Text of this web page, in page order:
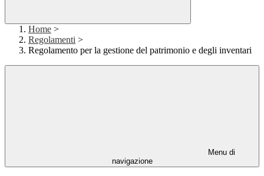
Home >
Regolamenti >
Regolamento per la gestione del patrimonio e degli inventari
Menu di
navigazione